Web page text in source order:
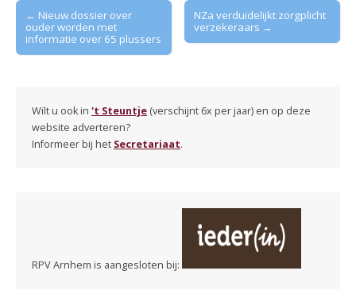
Post
navigation
← Nieuw dossier over
ouder worden met
informatie over 65 plussers
NZa verduidelijkt zorgplicht
verzekeraars →
Wilt u ook in 't Steuntje (verschijnt 6x per jaar) en op deze
website adverteren?
Informeer bij het Secretariaat.
RPV Arnhem is aangesloten bij: